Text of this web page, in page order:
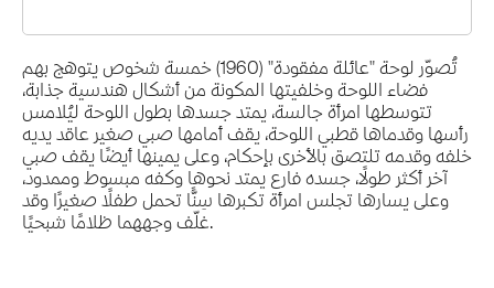
تُصوّر لوحة "عائلة مفقودة" (1960) خمسة شخوص يتوهج بهم
فضاء اللوحة وخلفيتها المكونة من أشكال هندسية جذابة،
تتوسطها امرأة جالسة، يمتد جسدها بطول اللوحة ليُلامس
رأسها وقدماها قطبي اللوحة، يقف أمامها صبي صغير عاقد يديه
خلفه وقدمه تلتصق بالأخرى بإحكام، وعلى يمينها أيضًا يقف صبي
آخر أكثر طولًا، جسده فارع يمتد نحوها وكفه مبسوط وممدود،
وعلى يسارها تجلس امرأة تكبرها سِنًّا تحمل طفلًا صغيرًا وقد
غلّف وجههما ظلامًا شبحيًا.